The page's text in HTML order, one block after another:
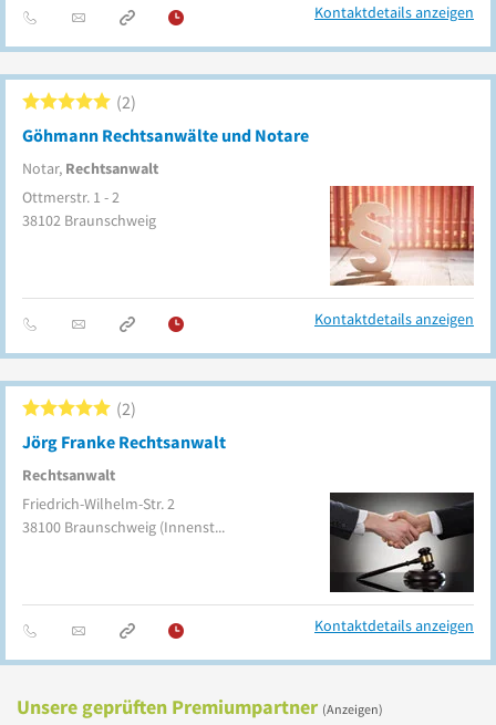
Kontaktdetails anzeigen
Göhmann Rechtsanwälte und Notare
Notar, Rechtsanwalt
2
Ottmerstr. 1 - 2
38102 Braunschweig
Kontaktdetails anzeigen
Jörg Franke Rechtsanwalt
Rechtsanwalt
2
Friedrich-Wilhelm-Str. 2
38100 Braunschweig (Innenstadt)
Kontaktdetails anzeigen
Unsere geprüften Premiumpartner (Anzeigen)